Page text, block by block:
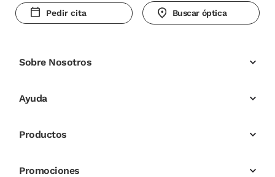
Pedir cita Buscar óptica
Sobre Nosotros
Ayuda
Productos
Promociones